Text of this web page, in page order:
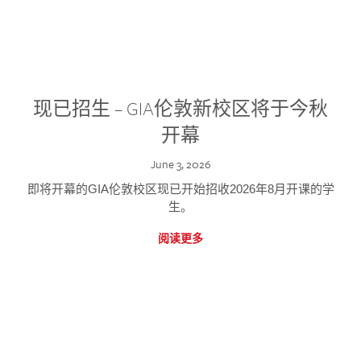
现已招生 – GIA伦敦新校区将于今秋
开幕
June 3, 2026
即将开幕的GIA伦敦校区现已开始招收2026年8月开课的学
生。
阅读更多